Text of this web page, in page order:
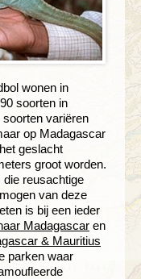
wonen in
soorten in
variëren
op Madagascar
geslacht
groot worden.
reusachtige
van deze
is bij een ieder
Madagascar en
& Mauritius
parken waar